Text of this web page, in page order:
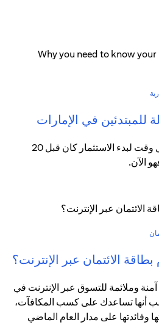
للمبتدئين في الإمارات
يقول المثل القديم إن أفضل وقت لبدء الاستثمار كان قبل 20
الآن.
الائتمان عبر الإنترنت؟
وملائمة للتسوق عبر الإنترنت في
أنها تساعدك على كسب المكافآت،
وفائدتها على مدار العام الماضي